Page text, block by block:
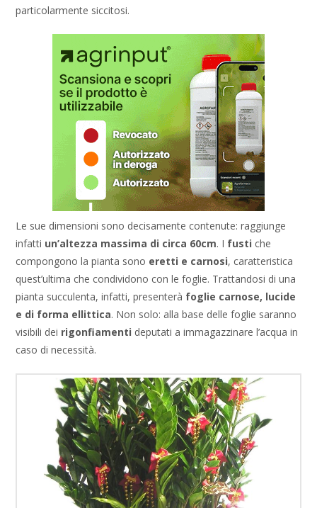
particolarmente siccitosi.
Le sue dimensioni sono decisamente contenute: raggiunge
infatti un’altezza massima di circa 60cm. I fusti che
compongono la pianta sono eretti e carnosi, caratteristica
quest’ultima che condividono con le foglie. Trattandosi di una
pianta succulenta, infatti, presenterà foglie carnose, lucide
e di forma ellittica. Non solo: alla base delle foglie saranno
visibili dei rigonfiamenti deputati a immagazzinare l’acqua in
caso di necessità.